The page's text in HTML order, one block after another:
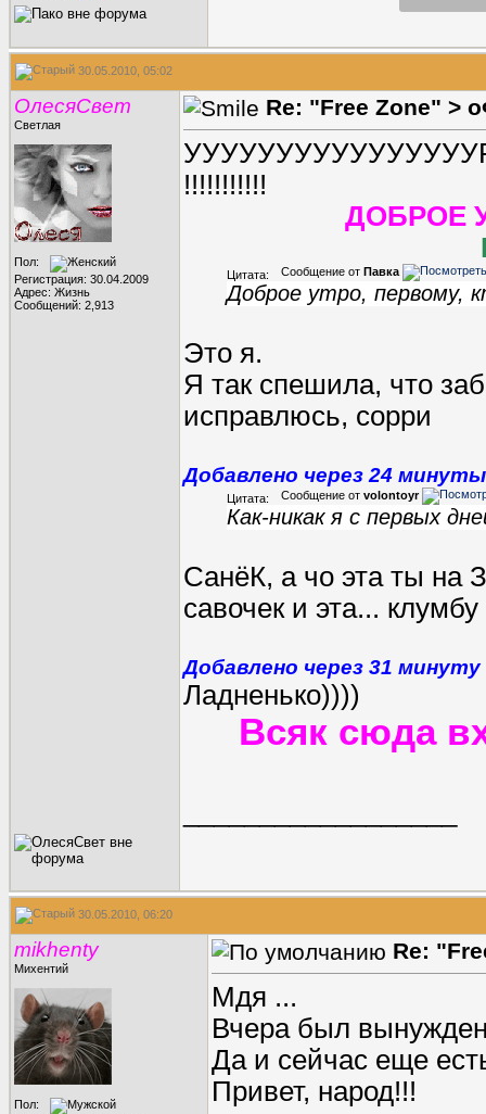
30.05.2010, 05:02
ОлесяСвет
Светлая
Пол:
Регистрация: 30.04.2009
Адрес: Жизнь
Сообщений: 2,913
Re: "Free Zone" >
!!!!!!!!!!!
ДОБРОЕ
Цитата: Сообщение от Павка
Доброе утро, первому,
Это я.
Я так спешила, что
исправлюсь, сорри
Добавлено через 24 минуты
Цитата: Сообщение от volontoyr
Как-никак я с первых
СанёК, а чо эта ты на
савочек и эта... клумбу
Добавлено через 31 минуту
Ладненько))))
Всяк сюда
30.05.2010, 06:20
mikhenty
Михентий
Пол:
Re:
Мдя ...
Вчера был
Да и сейчас еще
Привет, народ!!!